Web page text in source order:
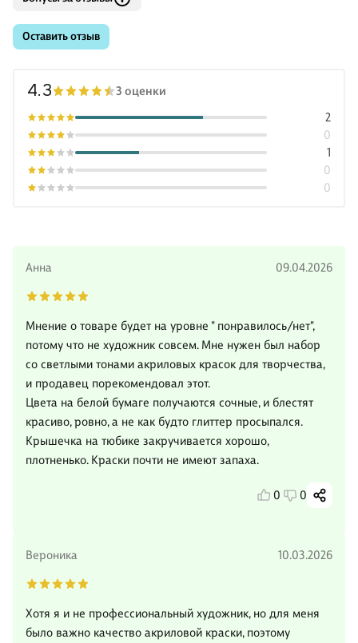
Оставить отзыв
4.3 3 оценки
0
0
1
0
2
Анна 09.04.2026
Мнение о товаре будет на уровне " понравилось/нет",
потому что не художник совсем. Мне нужен был набор
со светлыми тонами акриловых красок для творчества,
и продавец порекомендовал этот.
Цвета на белой бумаге получаются сочные, и блестят
красиво, ровно, а не как будто глиттер просыпался.
Крышечка на тюбике закручивается хорошо,
плотненько. Краски почти не имеют запаха.
0 0
Вероника 10.03.2026
Хотя я и не профессиональный художник, но для меня
было важно качество акриловой краски, поэтому